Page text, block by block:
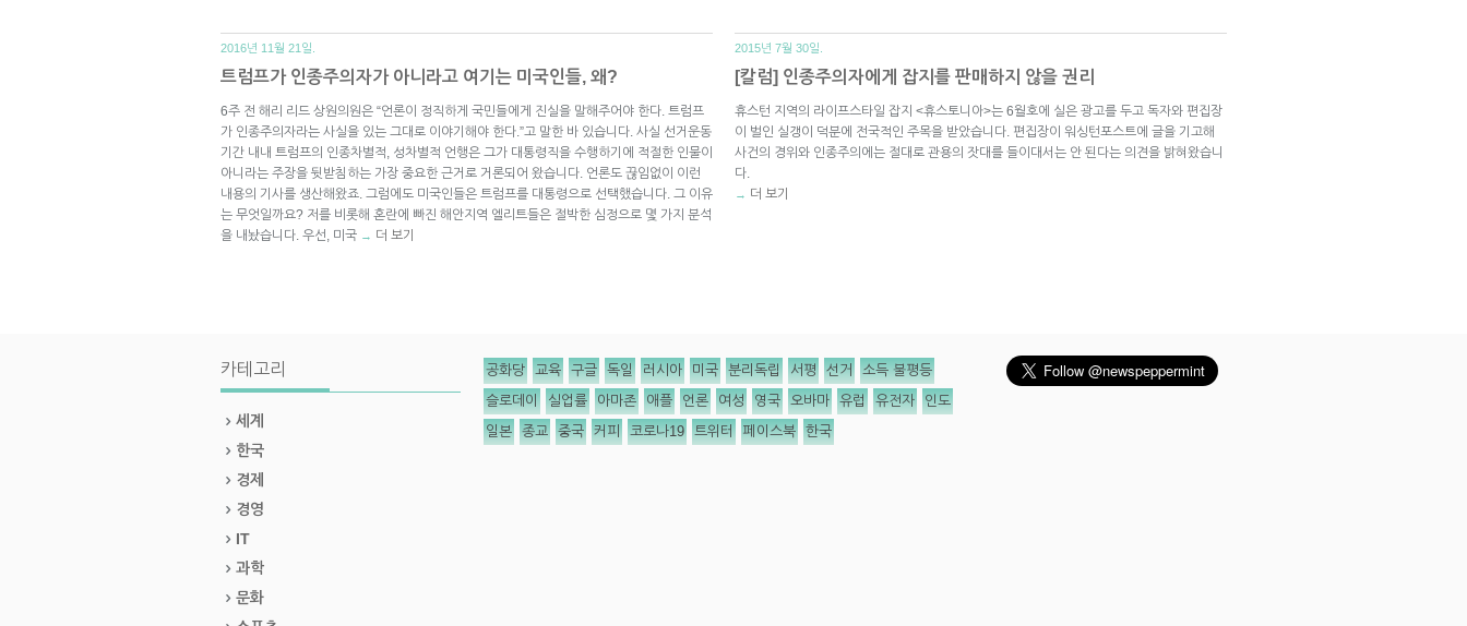
2016년 11월 21일.
트럼프가 인종주의자가 아니라고 여기는 미국인들, 왜?
6주 전 해리 리드 상원의원은 “언론이 정직하게 국민들에게 진실을 말해주어야 한다. 트럼프
가 인종주의자라는 사실을 있는 그대로 이야기해야 한다.”고 말한 바 있습니다. 사실 선거운동
기간 내내 트럼프의 인종차별적, 성차별적 언행은 그가 대통령직을 수행하기에 적절한 인물이
아니라는 주장을 뒷받침하는 가장 중요한 근거로 거론되어 왔습니다. 언론도 끊임없이 이런
내용의 기사를 생산해왔죠. 그럼에도 미국인들은 트럼프를 대통령으로 선택했습니다. 그 이유
는 무엇일까요? 저를 비롯해 혼란에 빠진 해안지역 엘리트들은 절박한 심정으로 몇 가지 분석
을 내놨습니다. 우선, 미국 → 더 보기
2015년 7월 30일.
[칼럼] 인종주의자에게 잡지를 판매하지 않을 권리
휴스턴 지역의 라이프스타일 잡지 <휴스토니아>는 6월호에 실은 광고를 두고 독자와 편집장
이 벌인 실갱이 덕분에 전국적인 주목을 받았습니다. 편집장이 워싱턴포스트에 글을 기고해
사건의 경위와 인종주의에는 절대로 관용의 잣대를 들이대서는 안 된다는 의견을 밝혀왔습니
다.
→ 더 보기
카테고리
세계
한국
경제
경영
IT
과학
문화
공화당 교육 구글 독일 러시아 미국 분리독립 서평 선거 소득 불평등
슬로데이 실업률 아마존 애플 언론 여성 영국 오바마 유럽 유전자 인도
일본 종교 중국 커피 코로나19 트위터 페이스북 한국